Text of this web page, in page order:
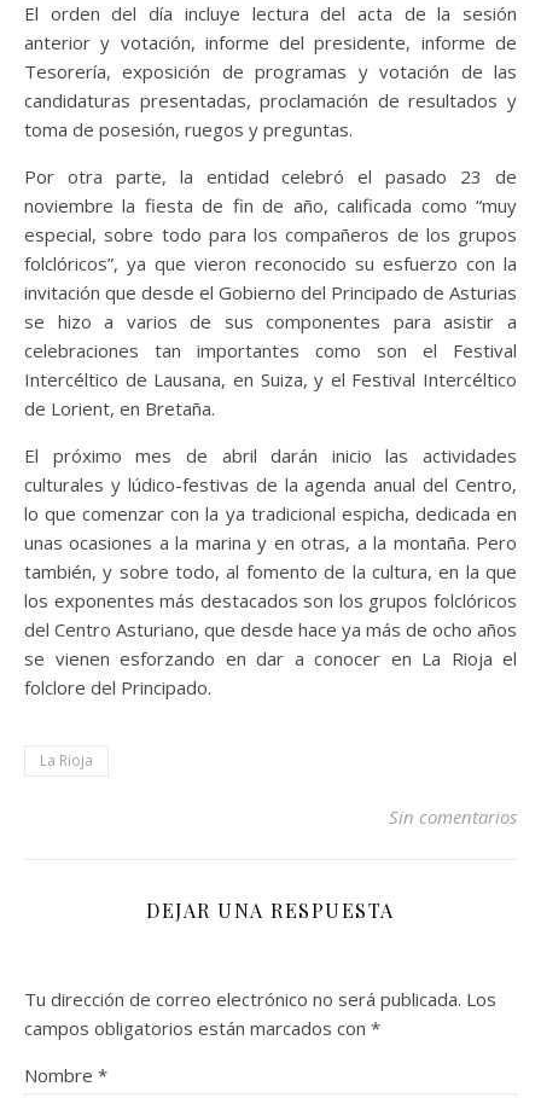
El orden del día incluye lectura del acta de la sesión
anterior y votación, informe del presidente, informe de
Tesorería, exposición de programas y votación de las
candidaturas presentadas, proclamación de resultados y
toma de posesión, ruegos y preguntas.
Por otra parte, la entidad celebró el pasado 23 de
noviembre la fiesta de fin de año, calificada como “muy
especial, sobre todo para los compañeros de los grupos
folclóricos”, ya que vieron reconocido su esfuerzo con la
invitación que desde el Gobierno del Principado de Asturias
se hizo a varios de sus componentes para asistir a
celebraciones tan importantes como son el Festival
Intercéltico de Lausana, en Suiza, y el Festival Intercéltico
de Lorient, en Bretaña.
El próximo mes de abril darán inicio las actividades
culturales y lúdico-festivas de la agenda anual del Centro,
lo que comenzar con la ya tradicional espicha, dedicada en
unas ocasiones a la marina y en otras, a la montaña. Pero
también, y sobre todo, al fomento de la cultura, en la que
los exponentes más destacados son los grupos folclóricos
del Centro Asturiano, que desde hace ya más de ocho años
se vienen esforzando en dar a conocer en La Rioja el
folclore del Principado.
La Rioja
Sin comentarios
DEJAR UNA RESPUESTA
Tu dirección de correo electrónico no será publicada. Los
campos obligatorios están marcados con *
Nombre *